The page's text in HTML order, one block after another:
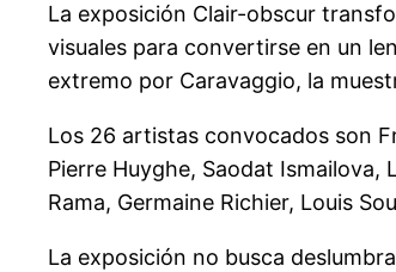
La exposición Clair-obscur
visuales para convertirse en un
extremo por Caravaggio, la
Los 26 artistas convocados son
Pierre Huyghe, Saodat Ismailova,
Rama, Germaine Richier, Louis
La exposición no busca